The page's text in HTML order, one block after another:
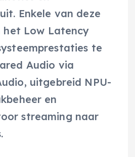
Enkele van deze
het Low Latency
te
Audio via
uitgebreid NPU-
en
streaming naar